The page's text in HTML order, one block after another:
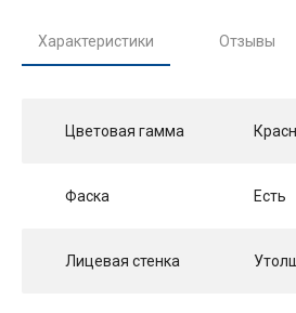
Характеристики Отзывы
Цветовая гамма
Фаска Есть
Лицевая стенка